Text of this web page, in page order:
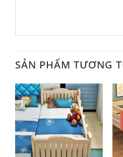
SẢN PHẨM TƯƠNG